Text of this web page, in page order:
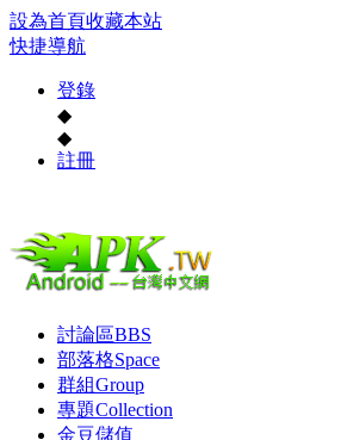
設為首頁收藏本站
快捷導航
登錄
◆
◆
註冊
討論區BBS
部落格Space
群組Group
專題Collection
金豆儲值